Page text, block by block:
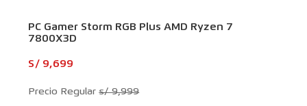
PC Gamer Storm RGB Plus AMD Ryzen 7
7800X3D
S/ 9,699
Precio Regulars/ 9,999